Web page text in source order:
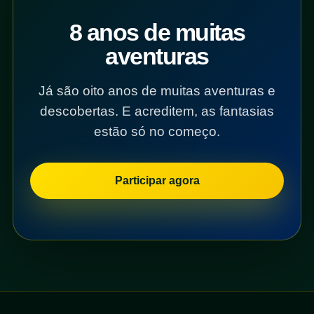
8 anos de muitas
aventuras
Já são oito anos de muitas aventuras e
descobertas. E acreditem, as fantasias
estão só no começo.
Participar agora